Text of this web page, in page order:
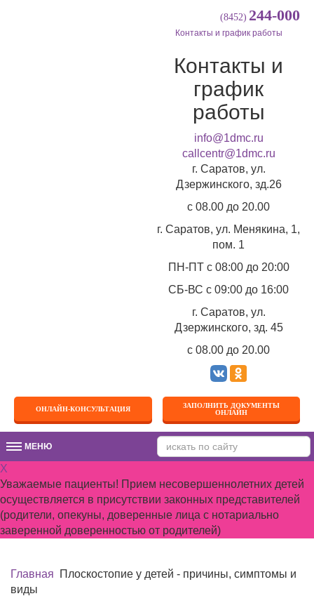
(8452) 244-000
Контакты и график работы
Контакты и
график
работы
info@1dmc.ru
callcentr@1dmc.ru
г. Саратов, ул.
Дзержинского, зд.26
c 08.00 до 20.00
г. Саратов, ул. Менякина, 1,
пом. 1
ПН-ПТс 08:00 до 20:00
СБ-ВС с 09:00 до 16:00
г. Саратов, ул.
Дзержинского, зд. 45
c 08.00 до 20.00
ОНЛАЙН-КОНСУЛЬТАЦИЯ
ЗАПОЛНИТЬ ДОКУМЕНТЫ
ОНЛАЙН
МЕНЮМЕНЮ
X
Уважаемые пациенты! Прием несовершеннолетних детей
осуществляется в присутствии законных представителей
(родители, опекуны, доверенные лица с нотариально
заверенной доверенностью от родителей)
Главная
Плоскостопие у детей - причины, симптомы и
виды